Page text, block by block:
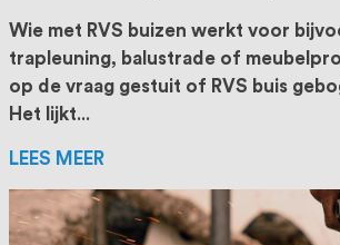
Wie met RVS buizen werkt voor
trapleuning, balustrade of
op de vraag gestuit of RVS buis
Het lijkt...
LEES MEER